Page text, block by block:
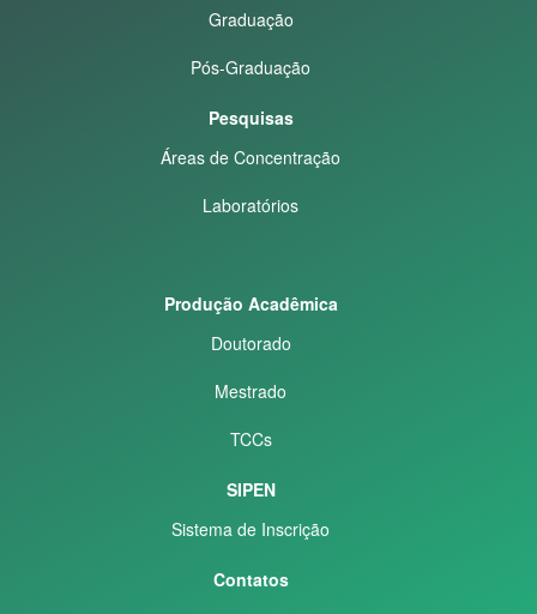
Graduação
Pós-Graduação
Pesquisas
Áreas de Concentração
Laboratórios
Produção Acadêmica
Doutorado
Mestrado
TCCs
SIPEN
Sistema de Inscrição
Contatos